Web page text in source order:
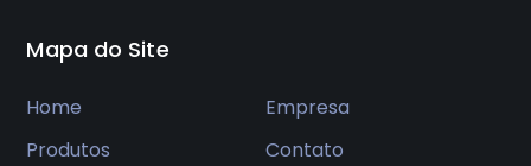
Mapa do Site
Home
Empresa
Produtos
Contato